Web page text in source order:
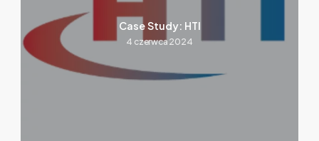
Case Study: HTI
4 czerwca 2024